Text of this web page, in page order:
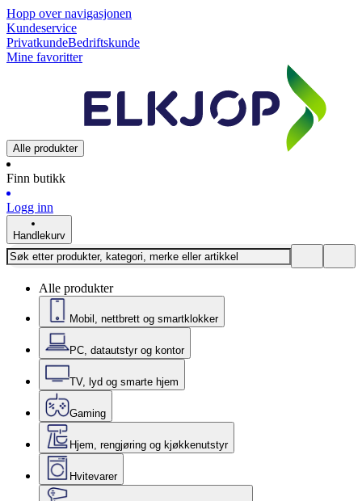
Hopp over navigasjonen
Kundeservice
PrivatkundeBedriftskunde
Mine favoritter
Alle produkter
Finn butikk
Logg inn
Handlekurv
Alle produkter
Mobil, nettbrett og smartklokker
PC, datautstyr og kontor
TV, lyd og smarte hjem
Gaming
Hjem, rengjøring og kjøkkenutstyr
Hvitevarer